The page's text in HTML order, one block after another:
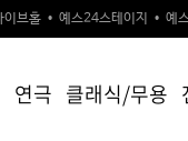
이브홀 예스24스테이지 예
연극 클래식/무용